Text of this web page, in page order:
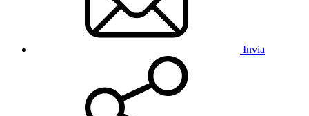
Invia